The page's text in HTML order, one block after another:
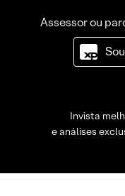
Assessor ou
Invista
e análises